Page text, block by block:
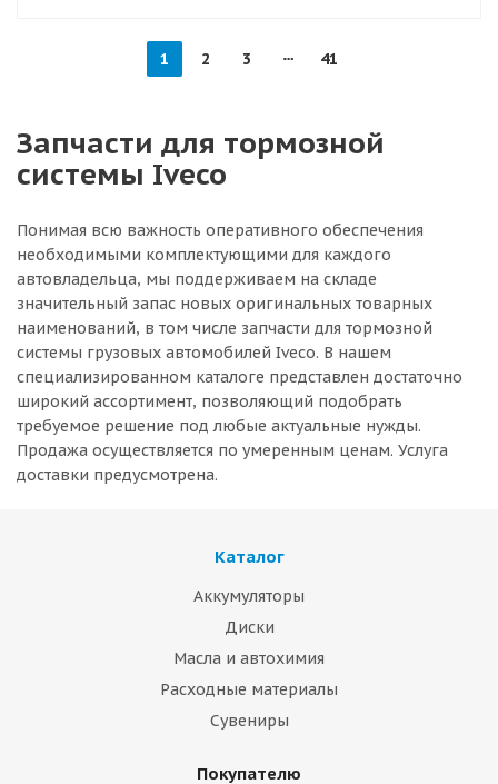
1 2 3 41
Запчасти для тормозной
системы Iveco
Понимая всю важность оперативного обеспечения
необходимыми комплектующими для каждого
автовладельца, мы поддерживаем на складе
значительный запас новых оригинальных товарных
наименований, в том числе запчасти для тормозной
системы грузовых автомобилей Iveco. В нашем
специализированном каталоге представлен достаточно
широкий ассортимент, позволяющий подобрать
требуемое решение под любые актуальные нужды.
Продажа осуществляется по умеренным ценам. Услуга
доставки предусмотрена.
Каталог
Аккумуляторы
Диски
Масла и автохимия
Расходные материалы
Сувениры
Покупателю